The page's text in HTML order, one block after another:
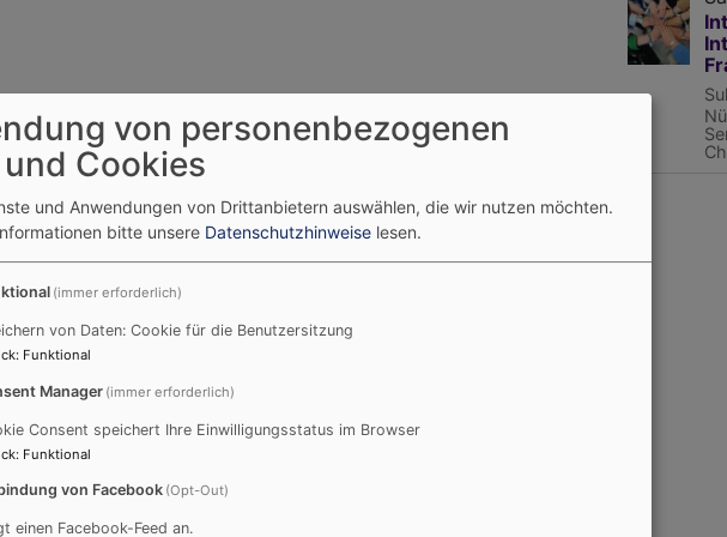
des Landesbischofs
Alevit*innen
Erstmals fand in diesem Jahr der Empfang des
von personenbezogenen
Cookies
und Anwendungen von Drittanbietern auswählen, die wir nutzen möchten.
bitte unsere Datenschutzhinweise lesen.
(immer erforderlich)
von Daten: Cookie für die Benutzersitzung
: Funktional
Manager (immer erforderlich)
Consent speichert Ihre Einwilligungsstatus im Browser
: Funktional
von Facebook (Opt-Out)
einen Facebook-Feed an.